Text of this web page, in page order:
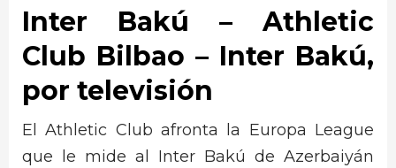
Inter Bakú – Athletic
Club Bilbao – Inter Bakú,
por televisión
El Athletic Club afronta la Europa League
que le mide al Inter Bakú de Azerbaiyán